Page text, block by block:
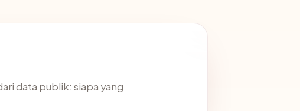
data publik: siapa yang